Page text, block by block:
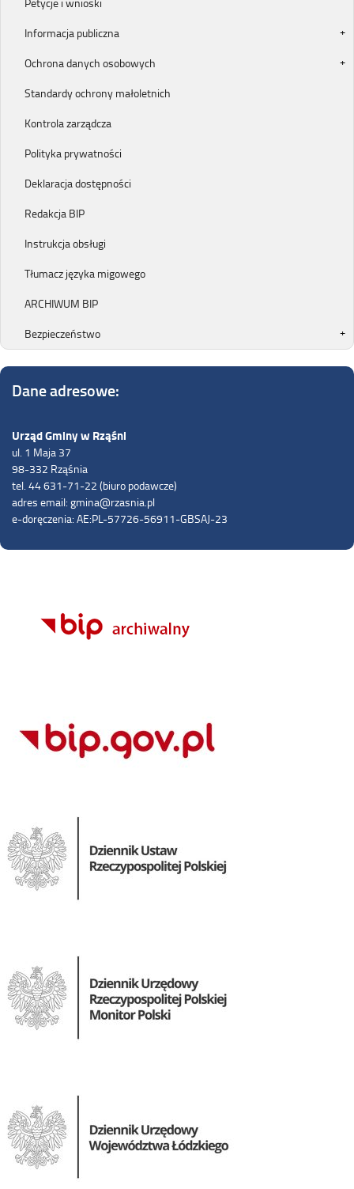
Informacja publiczna
Ochrona danych osobowych
Standardy ochrony małoletnich
Kontrola zarządcza
Polityka prywatności
Deklaracja dostępności
Redakcja BIP
Instrukcja obsługi
Tłumacz języka migowego
ARCHIWUM BIP
Bezpieczeństwo
Dane adresowe:
Urząd Gminy w Rząśni
ul. 1 Maja 37
98-332 Rząśnia
tel. 44 631-71-22 (biuro podawcze)
adres email: gmina@rzasnia.pl
e-doręczenia: AE:PL-57726-56911-GBSAJ-23